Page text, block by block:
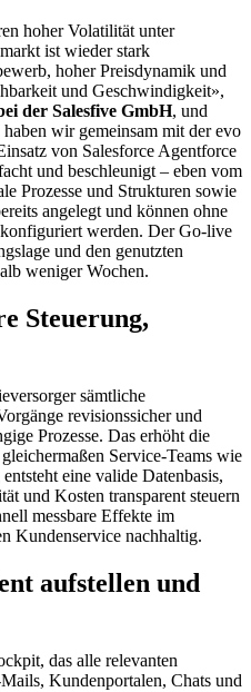
hoher Volatilität unter
ist wieder stark
hoher Preisdynamik und
und Geschwindigkeit»,
der Salesfive GmbH, und
wir gemeinsam mit der evo
von Salesforce Agentforce
und beschleunigt – eben vom
Prozesse und Strukturen sowie
angelegt und können ohne
werden. Der Go-live
und den genutzten
weniger Wochen.
Steuerung,
sämtliche
revisionssicher und
Prozesse. Das erhöht die
Service-Teams wie
eine valide Datenbasis,
und Kosten transparent steuern
messbare Effekte im
Kundenservice nachhaltig.
aufstellen und
das alle relevanten
Kundenportalen, Chats und